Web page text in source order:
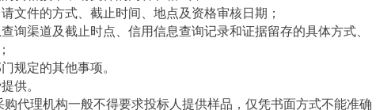
文件的方式、截止时间、地点及资格审核日期；
询渠道及截止时点、信用信息查询记录和证据留存的具体方式、
规定的其他事项。
供。
代理机构一般不得要求投标人提供样品，仅凭书面方式不能准确